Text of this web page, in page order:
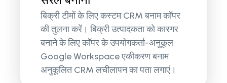
बिक्री टीमों के लिए कस्टम CRM बनाम कॉपर
की तुलना करें। बिक्री उत्पादकता को कारगर
बनाने के लिए कॉपर के उपयोगकर्ता-अनुकूल
Google Workspace एकीकरण बनाम
अनुकूलित CRM लचीलापन का पता लगाएं।